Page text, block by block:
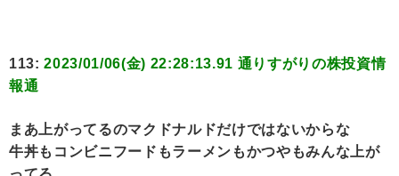
113:2023/01/06(金) 22:28:13.91 通りすがりの株投資情
報通
まあ上がってるのマクドナルドだけではないからな
牛丼もコンビニフードもラーメンもかつやもみんな上が